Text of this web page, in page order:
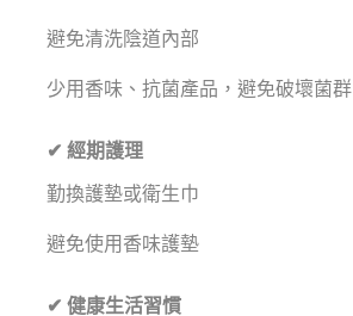
避免清洗陰道內部
少用香味、抗菌產品，避免破壞菌群
✔ 經期護理
勤換護墊或衛生巾
避免使用香味護墊
✔ 健康生活習慣